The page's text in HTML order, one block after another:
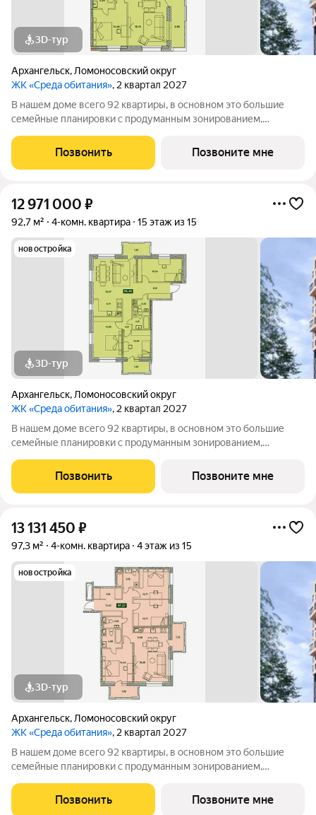
3D-тур
Архангельск, Ломоносовский округ
ЖК «Среда обитания», 2 квартал 2027
В нашем доме всего 92 квартиры, в основном это большие
семейные планировки с продуманным зонированием,
Просторные лобби и проходные подъезды Закрытая
территория с классным благоустройством и
Позвонить Позвоните мне
12 971 000 ₽
92,7 м² 4-комн. квартира 15 этаж из 15
новостройка
3D-тур
Архангельск, Ломоносовский округ
ЖК «Среда обитания», 2 квартал 2027
В нашем доме всего 92 квартиры, в основном это большие
семейные планировки с продуманным зонированием,
Просторные лобби и проходные подъезды Закрытая
территория с классным благоустройством и
Позвонить Позвоните мне
13 131 450 ₽
97,3 м² 4-комн. квартира 4 этаж из 15
новостройка
3D-тур
Архангельск, Ломоносовский округ
ЖК «Среда обитания», 2 квартал 2027
В нашем доме всего 92 квартиры, в основном это большие
семейные планировки с продуманным зонированием,
Просторные лобби и проходные подъезды Закрытая
территория с классным благоустройством и
Позвонить Позвоните мне